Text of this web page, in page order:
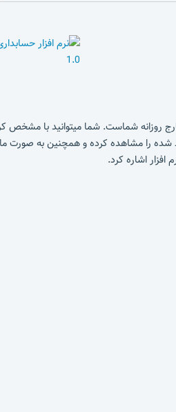
روزانه شماست. شما میتوانید با
شده را مشاهده کرده و همچنین به صورت
اشاره کرد.